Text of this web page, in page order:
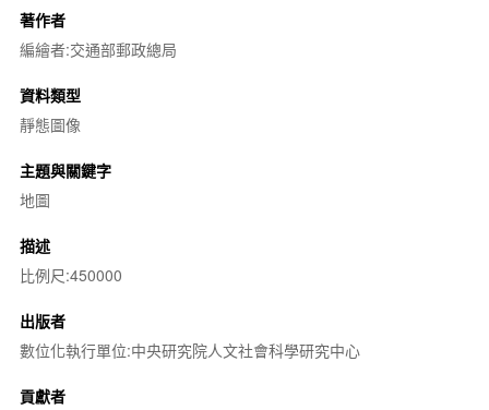
著作者
編繪者:交通部郵政總局
資料類型
靜態圖像
主題與關鍵字
地圖
描述
比例尺:450000
出版者
數位化執行單位:中央研究院人文社會科學研究中心
貢獻者